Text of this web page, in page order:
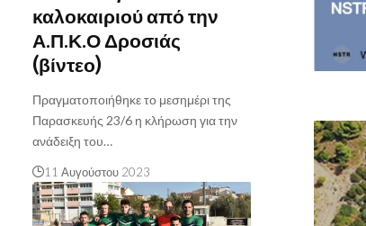
καλοκαιριού από την
Α.Π.Κ.Ο Δροσιάς
(βίντεο)
Πραγματοποιήθηκε το μεσημέρι της
Παρασκευής 23/6 η κλήρωση για την
ανάδειξη του…
11 Αυγούστου 2023